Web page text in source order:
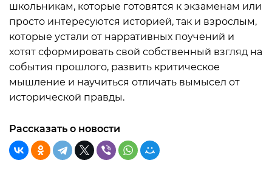
школьникам, которые готовятся к экзаменам или
просто интересуются историей, так и взрослым,
которые устали от нарративных поучений и
хотят сформировать свой собственный взгляд на
события прошлого, развить критическое
мышление и научиться отличать вымысел от
исторической правды.
Рассказать о новости